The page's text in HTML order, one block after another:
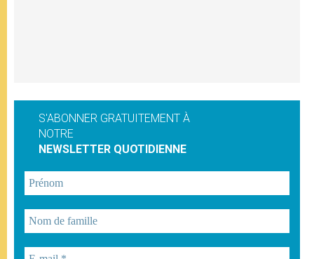
S'ABONNER GRATUITEMENT À
NOTRE
NEWSLETTER QUOTIDIENNE